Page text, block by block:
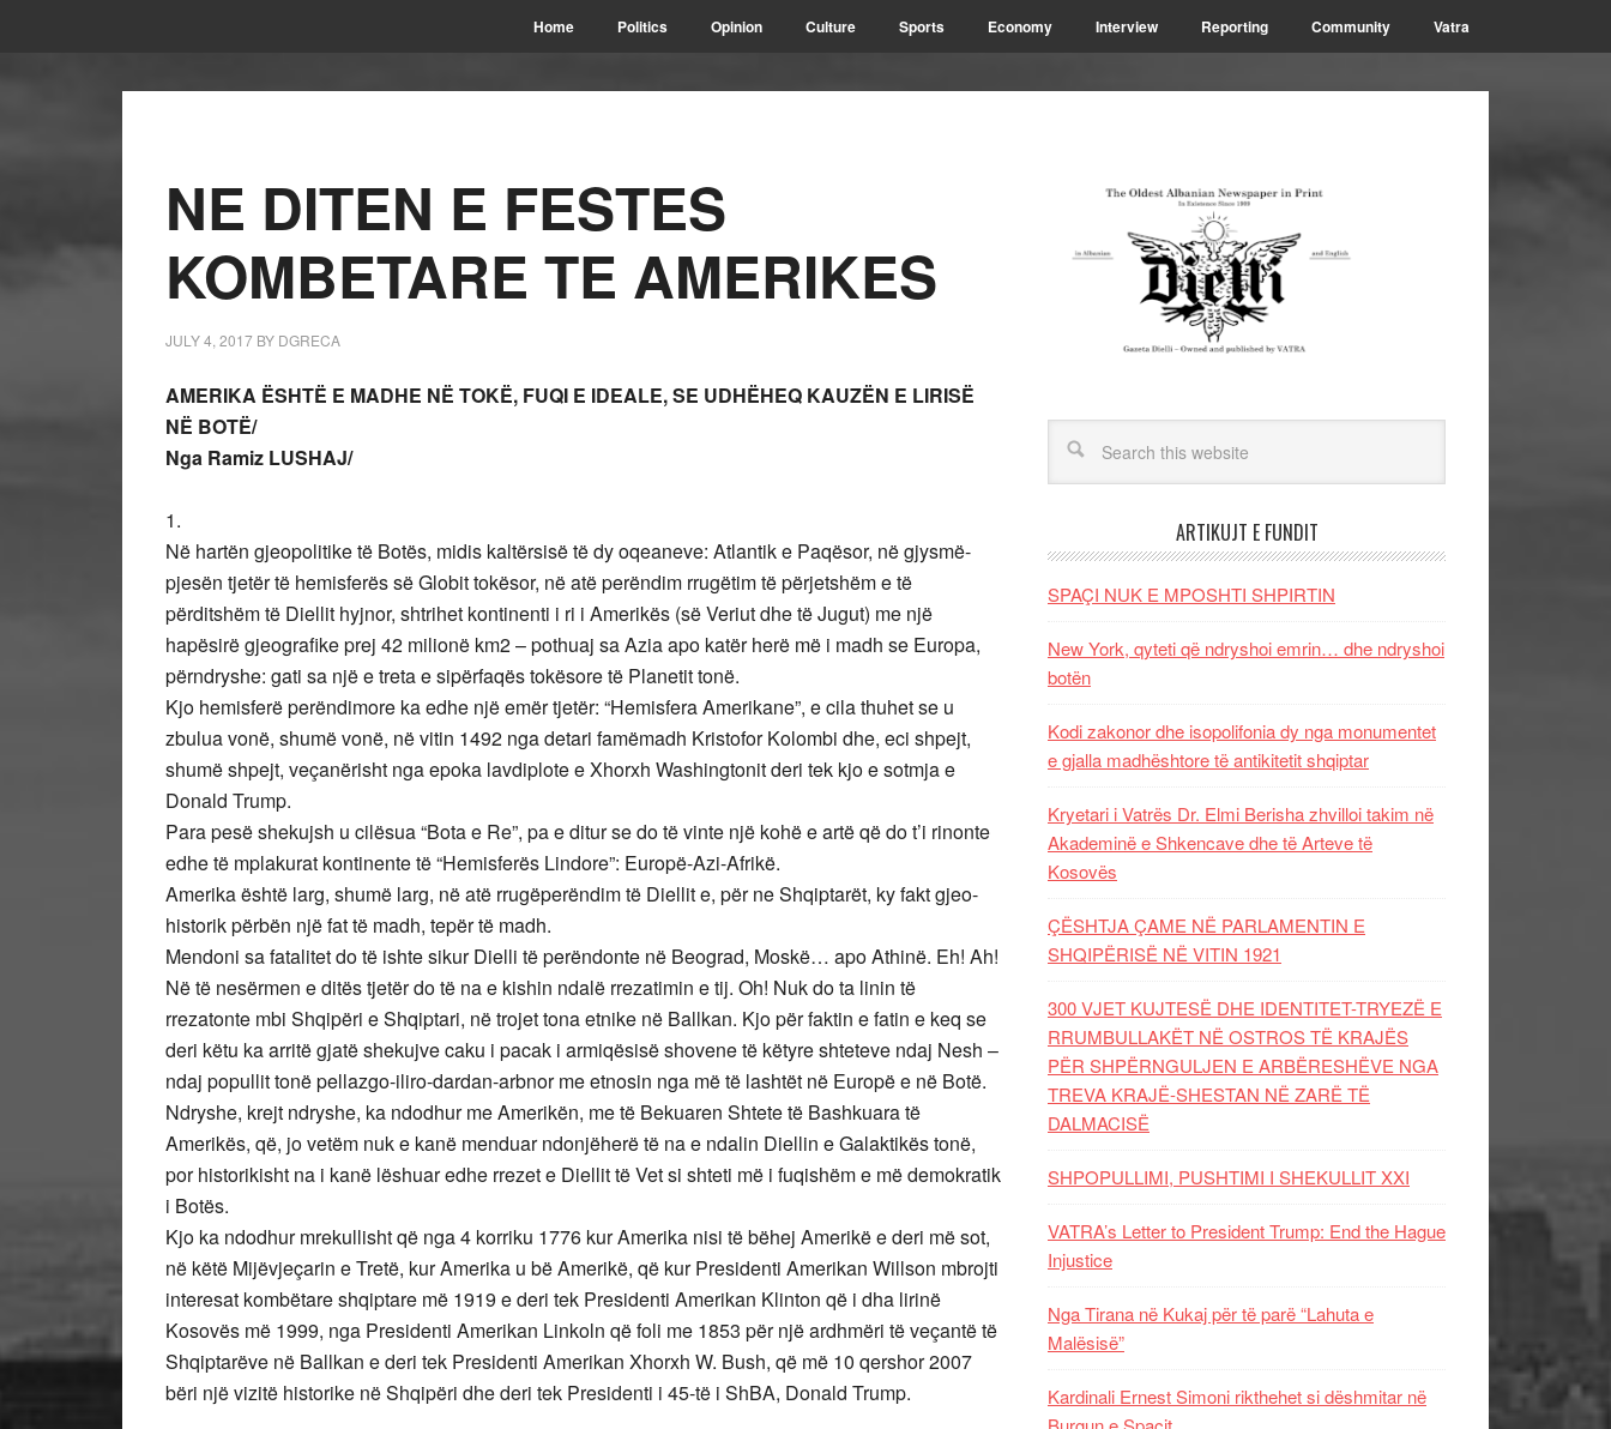
Home Politics Opinion Culture Sports Economy Interview Reporting Community Vatra
NE DITEN E FESTES
KOMBETARE TE AMERIKES
JULY 4, 2017 BY DGRECA
AMERIKA ËSHTË E MADHE NË TOKË, FUQI E IDEALE, SE UDHËHEQ KAUZËN E LIRISË
NË BOTË/
Nga Ramiz LUSHAJ/
1.
Në hartën gjeopolitike të Botës, midis kaltërsisë të dy oqeaneve: Atlantik e Paqësor, në gjysmë-
pjesën tjetër të hemisferës së Globit tokësor, në atë perëndim rrugëtim të përjetshëm e të
përditshëm të Diellit hyjnor, shtrihet kontinenti i ri i Amerikës (së Veriut dhe të Jugut) me një
hapësirë gjeografike prej 42 milionë km2 – pothuaj sa Azia apo katër herë më i madh se Europa,
përndryshe: gati sa një e treta e sipërfaqës tokësore të Planetit tonë.
Kjo hemisferë perëndimore ka edhe një emër tjetër: “Hemisfera Amerikane”, e cila thuhet se u
zbulua vonë, shumë vonë, në vitin 1492 nga detari famëmadh Kristofor Kolombi dhe, eci shpejt,
shumë shpejt, veçanërisht nga epoka lavdiplote e Xhorxh Washingtonit deri tek kjo e sotmja e
Donald Trump.
Para pesë shekujsh u cilësua “Bota e Re”, pa e ditur se do të vinte një kohë e artë që do t’i rinonte
edhe të mplakurat kontinente të “Hemisferës Lindore”: Europë-Azi-Afrikë.
Amerika është larg, shumë larg, në atë rrugëperëndim të Diellit e, për ne Shqiptarët, ky fakt gjeo-
historik përbën një fat të madh, tepër të madh.
Mendoni sa fatalitet do të ishte sikur Dielli të perëndonte në Beograd, Moskë… apo Athinë. Eh! Ah!
Në të nesërmen e ditës tjetër do të na e kishin ndalë rrezatimin e tij. Oh! Nuk do ta linin të
rrezatonte mbi Shqipëri e Shqiptari, në trojet tona etnike në Ballkan. Kjo për faktin e fatin e keq se
deri këtu ka arritë gjatë shekujve caku i pacak i armiqësisë shovene të këtyre shteteve ndaj Nesh –
ndaj popullit tonë pellazgo-iliro-dardan-arbnor me etnosin nga më të lashtët në Europë e në Botë.
Ndryshe, krejt ndryshe, ka ndodhur me Amerikën, me të Bekuaren Shtete të Bashkuara të
Amerikës, që, jo vetëm nuk e kanë menduar ndonjëherë të na e ndalin Diellin e Galaktikës tonë,
por historikisht na i kanë lëshuar edhe rrezet e Diellit të Vet si shteti më i fuqishëm e më demokratik
i Botës.
Kjo ka ndodhur mrekullisht që nga 4 korriku 1776 kur Amerika nisi të bëhej Amerikë e deri më sot,
në këtë Mijëvjeçarin e Tretë, kur Amerika u bë Amerikë, që kur Presidenti Amerikan Willson mbrojti
interesat kombëtare shqiptare më 1919 e deri tek Presidenti Amerikan Klinton që i dha lirinë
Kosovës më 1999, nga Presidenti Amerikan Linkoln që foli me 1853 për një ardhmëri të veçantë të
Shqiptarëve në Ballkan e deri tek Presidenti Amerikan Xhorxh W. Bush, që më 10 qershor 2007
bëri një vizitë historike në Shqipëri dhe deri tek Presidenti i 45-të i ShBA, Donald Trump.
ARTIKUJT E FUNDIT
SPAÇI NUK E MPOSHTI SHPIRTIN
New York, qyteti që ndryshoi emrin… dhe ndryshoi
botën
Kodi zakonor dhe isopolifonia dy nga monumentet
e gjalla madhështore të antikitetit shqiptar
Kryetari i Vatrës Dr. Elmi Berisha zhvilloi takim në
Akademinë e Shkencave dhe të Arteve të
Kosovës
ÇËSHTJA ÇAME NË PARLAMENTIN E
SHQIPËRISË NË VITIN 1921
300 VJET KUJTESË DHE IDENTITET-TRYEZË E
RRUMBULLAKËT NË OSTROS TË KRAJËS
PËR SHPËRNGULJEN E ARBËRESHËVE NGA
TREVA KRAJË-SHESTAN NË ZARË TË
DALMACISË
SHPOPULLIMI, PUSHTIMI I SHEKULLIT XXI
VATRA’s Letter to President Trump: End the Hague
Injustice
Nga Tirana në Kukaj për të parë “Lahuta e
Malësisë”
Kardinali Ernest Simoni rikthehet si dëshmitar në